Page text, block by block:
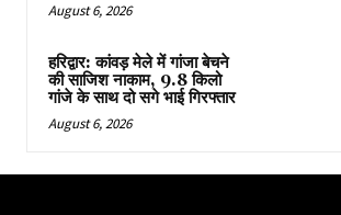
August 6, 2026
हरिद्वार: कांवड़ मेले में गांजा बेचने
की साजिश नाकाम, 9.8 किलो
गांजे के साथ दो सगे भाई गिरफ्तार
August 6, 2026